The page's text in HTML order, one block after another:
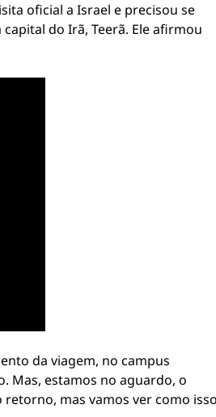
oficial a Israel e precisou se
do Irã, Teerã. Ele afirmou
da viagem, no campus
Mas, estamos no aguardo, o
mas vamos ver como